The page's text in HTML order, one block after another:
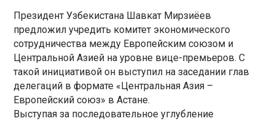
Президент Узбекистана Шавкат Мирзиёев
предложил учредить комитет экономического
сотрудничества между Европейским союзом и
Центральной Азией на уровне вице-премьеров. С
такой инициативой он выступил на заседании глав
делегаций в формате «Центральная Азия –
Европейский союз» в Астане.
Выступая за последовательное углубление